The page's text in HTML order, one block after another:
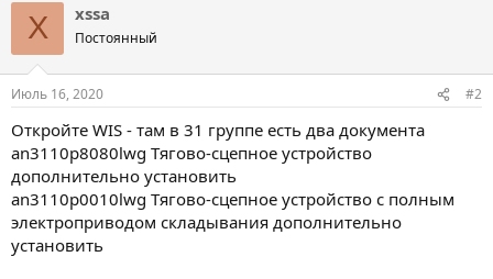
X xssa
Постоянный
Июль 16, 2020 #2
Откройте WIS - там в 31 группе есть два документа
an3110p8080lwg Тягово-сцепное устройство
дополнительно установить
an3110p0010lwg Тягово-сцепное устройство с полным
электроприводом складывания дополнительно
установить